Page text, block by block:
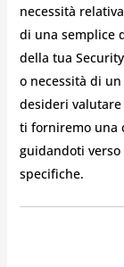
necessità
di una semplice
della tua
o necessità di
desideri
ti forniremo una
guidandoti
specifiche.